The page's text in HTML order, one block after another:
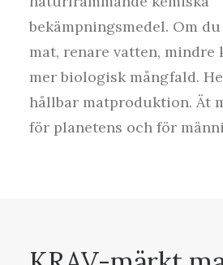
bekämpningsmedel. Om
mat, renare vatten, mindre
mer biologisk mångfald.
hållbar matproduktion. Ät
för planetens och för